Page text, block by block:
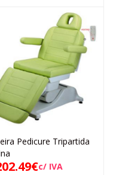
Pedicure Tripartida
€c/ IVA